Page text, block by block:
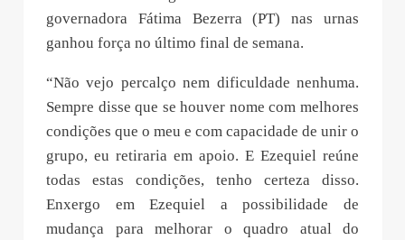
governadora Fátima Bezerra (PT) nas urnas
ganhou força no último final de semana.
“Não vejo percalço nem dificuldade nenhuma.
Sempre disse que se houver nome com melhores
condições que o meu e com capacidade de unir o
grupo, eu retiraria em apoio. E Ezequiel reúne
todas estas condições, tenho certeza disso.
Enxergo em Ezequiel a possibilidade de
mudança para melhorar o quadro atual do